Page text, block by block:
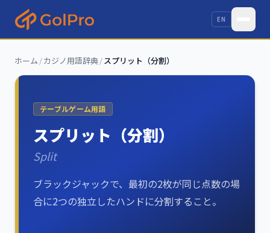
EN
ホーム /カジノ用語辞典/スプリット（分割）
テーブルゲーム用語
スプリット（分割）
Split
ブラックジャックで、最初の2枚が同じ点数の場
合に2つの独立したハンドに分割すること。